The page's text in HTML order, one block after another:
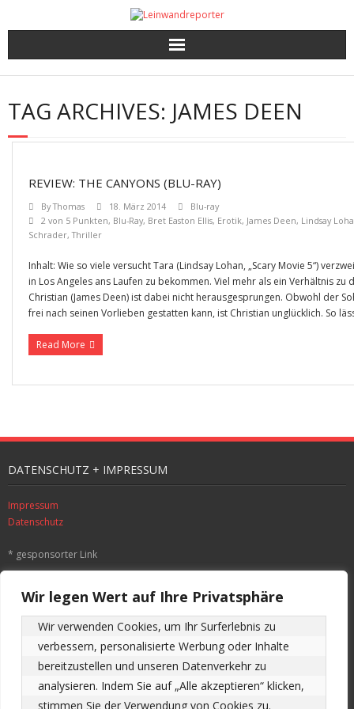
Wir legen Wert auf Ihre Privatsphäre
Wir verwenden Cookies, um Ihr Surferlebnis zu
verbessern, personalisierte Werbung oder Inhalte
bereitzustellen und unseren Datenverkehr zu
analysieren. Indem Sie auf „Alle akzeptieren“ klicken,
stimmen Sie der Verwendung von Cookies zu.
Kritiken
Filme und Serien nach Punkten
TAG ARCHIVES: JAMES DEEN
REVIEW: THE CANYONS (BLU-RAY)
ByThomas 18. März 2014
Blu-ray
2 von 5 Punkten, Blu-Ray, Bret Easton Ellis, Erotik, James Deen, Lindsay
Schrader,Thriller
Inhalt: Wie so viele versucht Tara (Lindsay Lohan, „Scary Movie 5“)
in Los Angeles ans Laufen zu bekommen. Viel mehr als ein Verhältnis
Christian (James Deen) ist dabei nicht herausgesprungen. Obwohl der
frei nach seinen Vorlieben gestatten kann, ist Christian unglücklich. So
Read More
DATENSCHUTZ + IMPRESSUM
Impressum
Datenschutz
* gesponsorter Link
ALLE BEITRÄGE DER SEITE CHRONOLOGISCH